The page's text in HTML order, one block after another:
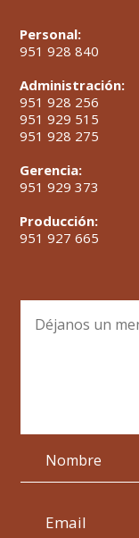
Personal:
951 928 840
Administración:
951 928 256
951 929 515
951 928 275
Gerencia:
951 929 373
Producción:
951 927 665